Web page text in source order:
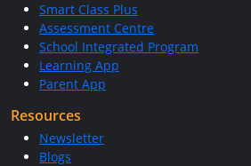
Smart Class Plus
Assessment Centre
School Integrated Program
Learning App
Parent App
Resources
Newsletter
Blogs